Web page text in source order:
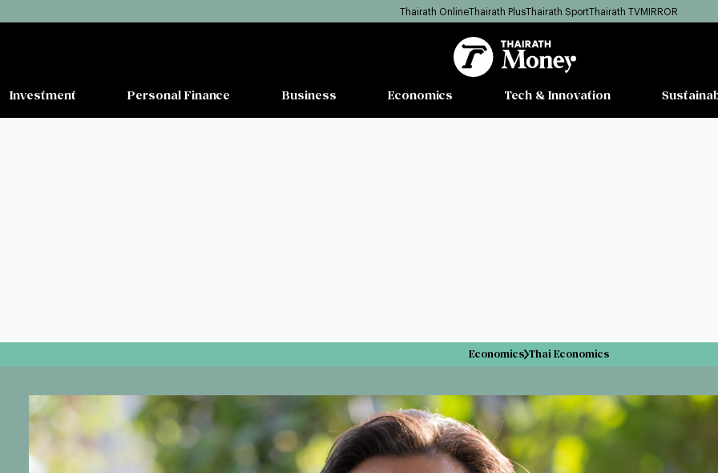
Thairath OnlineThairath PlusThairath SportThairath TVMIRROR
Investment Personal Finance Business Economics Tech & Innovation
Economics Thai Economics